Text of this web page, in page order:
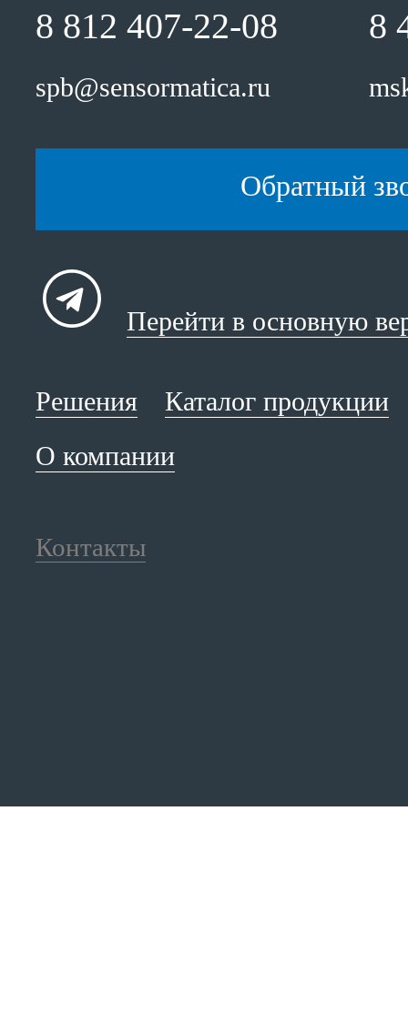
8 812 407-22-08
spb@sensormatica.ru
8
Обратный
Перейти в основную
Решения
Каталог продукции
О компании
Контакты